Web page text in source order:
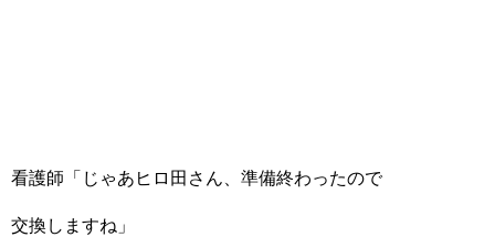
看護師「じゃあヒロ田さん、準備終わったので
交換しますね」